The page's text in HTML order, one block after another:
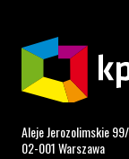
Aleje Jerozolimskie
02-001 Warszawa